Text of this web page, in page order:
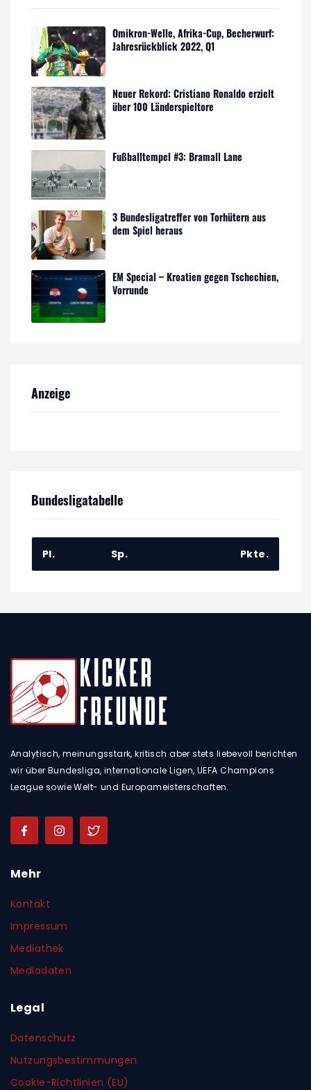
Omikron-Welle, Afrika-Cup, Becherwurf:
Jahresrückblick 2022, Q1
Neuer Rekord: Cristiano Ronaldo erzielt
über 100 Länderspieltore
Fußballtempel #3: Bramall Lane
3 Bundesligatreffer von Torhütern aus
dem Spiel heraus
EM Special – Kroatien gegen Tschechien,
Vorrunde
Anzeige
Bundesligatabelle
Pl. Sp. Pkte.
Analytisch, meinungsstark, kritisch aber stets liebevoll berichten
wir über Bundesliga, internationale Ligen, UEFA Champions
League sowie Welt- und Europameisterschaften.
Mehr
Kontakt
Impressum
Mediathek
Mediadaten
Legal
Datenschutz
Nutzungsbestimmungen
Cookie-Richtlinien (EU)